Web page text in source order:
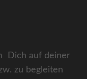
Dich auf deiner
zu begleiten